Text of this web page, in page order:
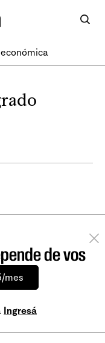
de vos
mes
Ingresá